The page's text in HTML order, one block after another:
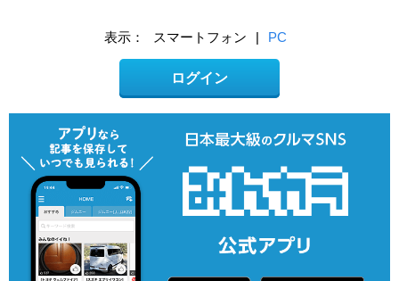
表示： スマートフォン | PC
ログイン